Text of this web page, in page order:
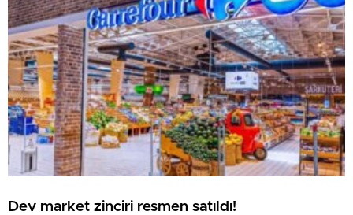
Dev market zinciri resmen satıldı!